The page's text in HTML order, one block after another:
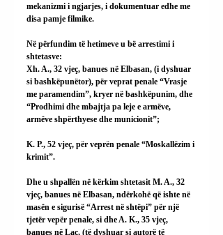
mekanizmi i ngjarjes, i dokumentuar edhe me
disa pamje filmike.
Në përfundim të hetimeve u bë arrestimi i
shtetasve:
Xh. A., 32 vjeç, banues në Elbasan, (i dyshuar
si bashkëpunëtor), për veprat penale “Vrasje
me paramendim”, kryer në bashkëpunim, dhe
“Prodhimi dhe mbajtja pa leje e armëve,
armëve shpërthyese dhe municionit”;
K. P., 52 vjeç, për veprën penale “Moskallëzim i
krimit”.
Dhe u shpallën në kërkim shtetasit M. A., 32
vjeç, banues në Elbasan, ndërkohë që ishte në
masën e sigurisë “Arrest në shtëpi” për një
tjetër vepër penale, si dhe A. K., 35 vjeç,
banues në Laç, (të dyshuar si autorë të